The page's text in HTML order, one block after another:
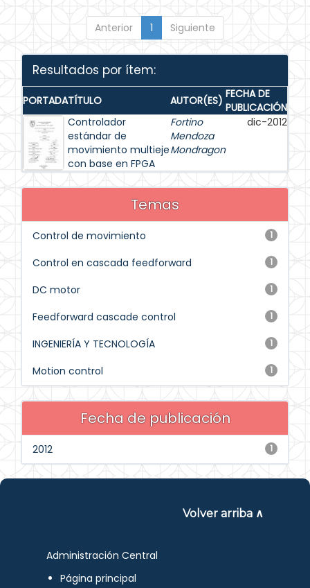
Anterior 1 Siguiente
Resultados por ítem:
PORTADATÍTULO AUTOR(ES) FECHA DE
PUBLICACIÓN
Controlador
estándar de
movimiento multieje
con base en FPGA
Fortino
Mendoza
Mondragon
dic-2012
Temas
1
Control de movimiento
1
Control en cascada feedforward
1
DC motor
1
Feedforward cascade control
1
INGENIERÍA Y TECNOLOGÍA
1
Motion control
Fecha de publicación
1
2012
Volver arriba ∧
Administración Central
Página principal